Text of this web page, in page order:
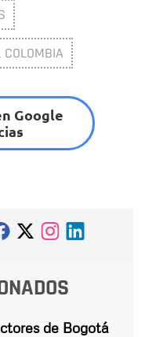
COLOMBIA
Google
de Bogotá